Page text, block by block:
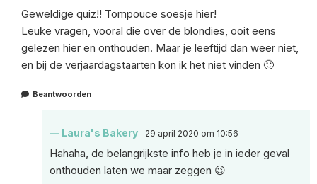
Geweldige quiz!! Tompouce soesje hier!
Leuke vragen, vooral die over de blondies, ooit eens
gelezen hier en onthouden. Maar je leeftijd dan weer niet,
en bij de verjaardagstaarten kon ik het niet vinden 🙂
Beantwoorden
Laura's Bakery 29 april 2020 om 10:56
Hahaha, de belangrijkste info heb je in ieder geval
onthouden laten we maar zeggen 😉